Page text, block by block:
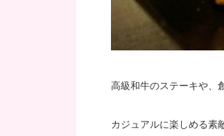
高級和牛のステーキや、
カジュアルに楽しめる素